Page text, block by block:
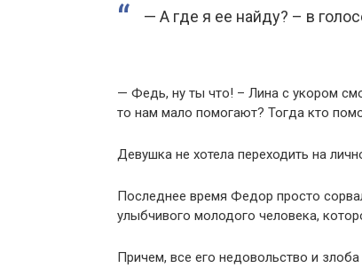
— А где я ее найду? – в
— Федь, ну ты что! – Лина с укором
то нам мало помогают? Тогда кто
Девушка не хотела переходить на
Последнее время Федор просто
улыбчивого молодого человека,
Причем, все его недовольство и